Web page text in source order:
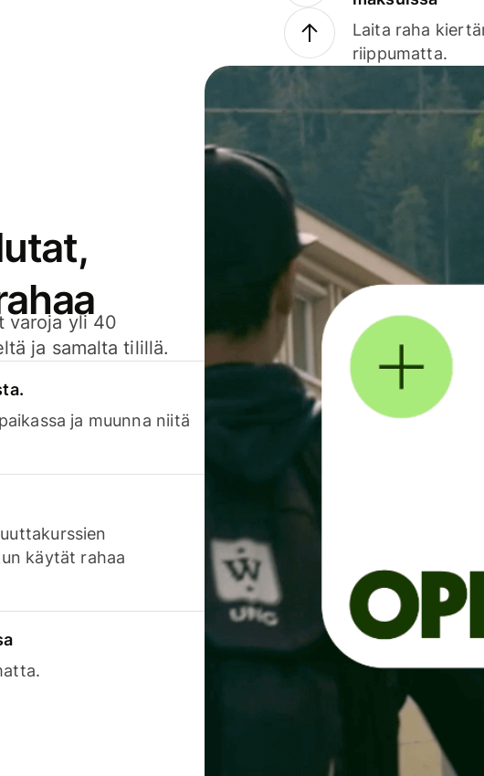
Laita raha
riippumatta.
varoja yli 40
ja samalta tilillä.
ja muunna niitä
käytät rahaa